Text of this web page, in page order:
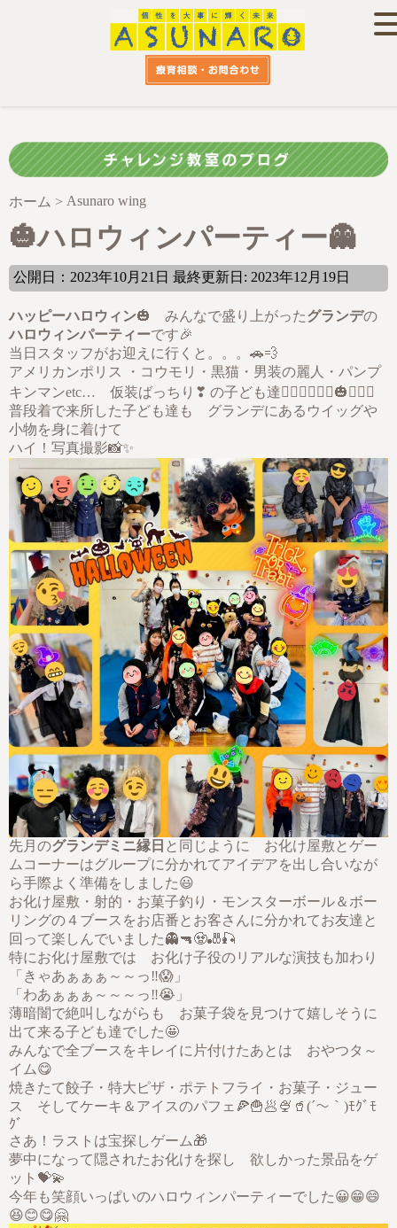
ホーム > Asunaro wing
🎃ハロウィンパーティー👻
公開日：2023年10月21日 最終更新日: 2023年12月19日
ハッピーハロウィン🎃 みんなで盛り上がったグランデの
ハロウィンパーティーです🎉
当日スタッフがお迎えに行くと。。。🚗💨
アメリカンポリス ・コウモリ・黒猫・男装の麗人・パンプ
キンマンetc… 仮装ばっちり❣ の子ども達👮🏻‍♂️👮🏻‍♀️🎃🤵🏻‍♀️
普段着で来所した子ども達も グランデにあるウイッグや
小物を身に着けて
ハイ！写真撮影📸✨
先月のグランデミニ縁日 と同じように お化け屋敷とゲー
ムコーナーはグループに分かれてアイデアを出し合いなが
ら手際よく準備をしました😃
お化け屋敷・射的・お菓子釣り・モンスターボール＆ボー
リングの４ブースをお店番とお客さんに分かれてお友達と
回って楽しんでいました👻🔫🧟🎳🎣
特にお化け屋敷では お化け子役のリアルな演技も加わり
「きゃあぁぁぁ～～っ‼😱」
「わあぁぁぁ～～～っ‼😭」
薄暗闇で絶叫しながらも お菓子袋を見つけて嬉しそうに
出て来る子ども達でした🤩
みんなで全ブースをキレイに片付けたあとは おやつタ～
イム😋
焼きたて餃子・特大ピザ・ポテトフライ・お菓子・ジュー
ス そしてケーキ＆アイスのパフェ🍕🍟🥟🍨🥤(´～｀)ﾓｸﾞﾓ
ｸﾞ
さあ！ラストは宝探しゲーム🎁
夢中になって隠されたお化けを探し 欲しかった景品をゲ
ット💝💫
今年も笑顔いっぱいのハロウィンパーティーでした😀😁😄
😆😊😋🤗